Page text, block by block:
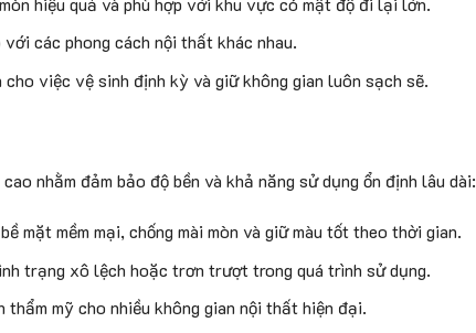
với các phong cách nội thất khác nhau.
việc vệ sinh định kỳ và giữ không gian luôn sạch sẽ.
nhằm đảm bảo độ bền và khả năng sử dụng ổn định lâu dài:
mặt mềm mại, chống mài mòn và giữ màu tốt theo thời gian.
trạng xô lệch hoặc trơn trượt trong quá trình sử dụng.
mỹ cho nhiều không gian nội thất hiện đại.